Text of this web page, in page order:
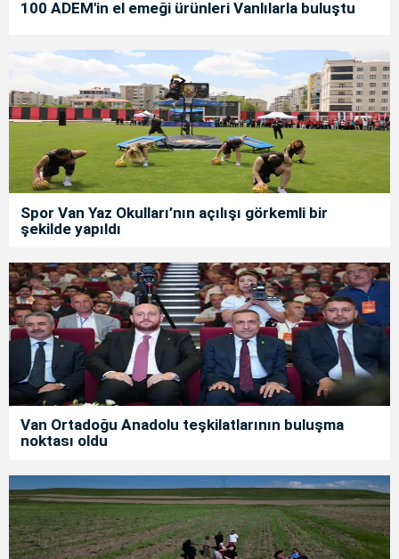
100 ADEM'in el emeği ürünleri Vanlılarla buluştu
Spor Van Yaz Okulları’nın açılışı görkemli bir
şekilde yapıldı
Van Ortadoğu Anadolu teşkilatlarının buluşma
noktası oldu